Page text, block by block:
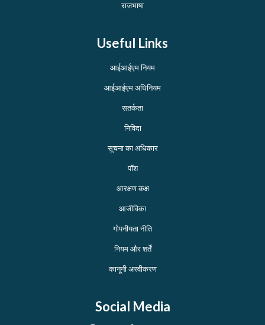
राजभाषा
Useful Links
आईआईएम नियम
आईआईएम अधिनियम
सतर्कता
निविदा
सूचना का अधिकार
पॉश
आरक्षण कक्ष
आजीविका
गोपनीयता नीति
नियम और शर्तें
कानूनी अस्वीकरण
Social Media